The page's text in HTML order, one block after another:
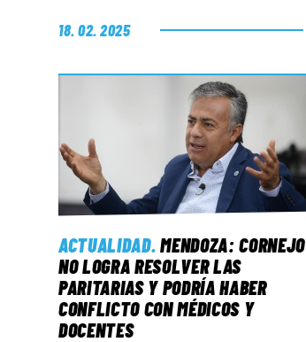
18. 02. 2025
ACTUALIDAD. MENDOZA: CORNEJO
NO LOGRA RESOLVER LAS
PARITARIAS Y PODRÍA HABER
CONFLICTO CON MÉDICOS Y
DOCENTES